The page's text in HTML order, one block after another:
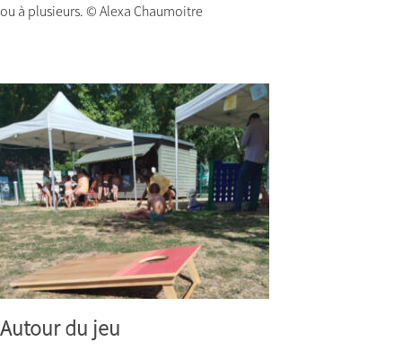
ou à plusieurs. © Alexa Chaumoitre
Autour du jeu